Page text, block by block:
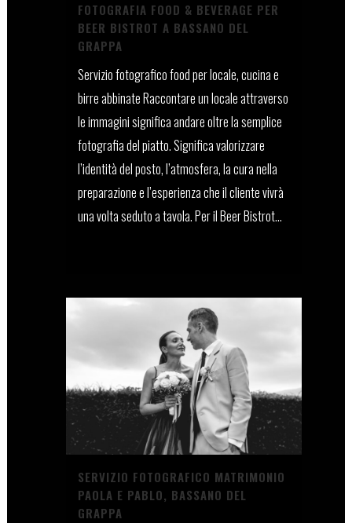
FOTOGRAFIA FOOD & BEVERAGE PER
BEER BISTROT A BASSANO DEL
GRAPPA
Servizio fotografico food per locale, cucina e
birre abbinate Raccontare un locale attraverso
le immagini significa andare oltre la semplice
fotografia del piatto. Significa valorizzare
l’identità del posto, l’atmosfera, la cura nella
preparazione e l’esperienza che il cliente vivrà
una volta seduto a tavola. Per il Beer Bistrot...
SERVIZIO FOTOGRAFICO MATRIMONIO
PAOLA E PABLO, BASSANO DEL
GRAPPA